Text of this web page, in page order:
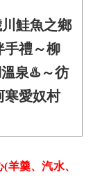
鮭魚之鄉
禮～柳
泉♨️～彷
寒愛奴村
羹、汽水、